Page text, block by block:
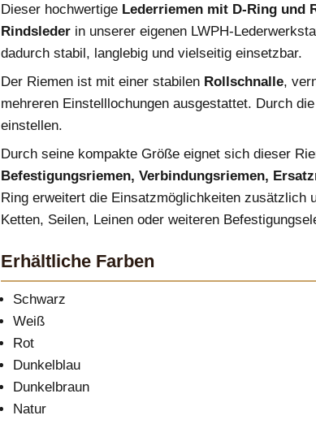
Dieser hochwertige Lederriemen mit D-Ring und
Rindslederin unserer eigenen LWPH-
dadurch stabil, langlebig und vielseitig einsetzbar.
Der Riemen ist mit einer stabilen Rollschnalle,
mehreren Einstelllochungen ausgestattet. Durch
einstellen.
Durch seine kompakte Größe eignet sich dieser
Befestigungsriemen, Verbindungsriemen,
Ring erweitert die Einsatzmöglichkeiten zusätzlich
Ketten, Seilen, Leinen oder weiteren
Erhältliche Farben
Schwarz
Weiß
Rot
Dunkelblau
Dunkelbraun
Natur